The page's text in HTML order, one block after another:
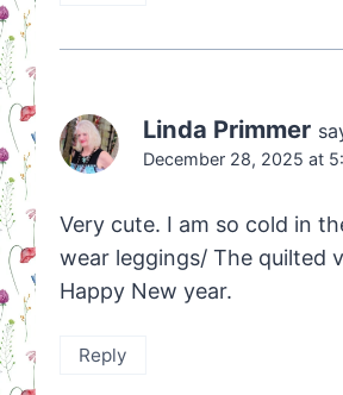
Linda Primmer
December 28, 2025 at
Very cute. I am so cold in
wear leggings/ The quilted
Happy New year.
Reply